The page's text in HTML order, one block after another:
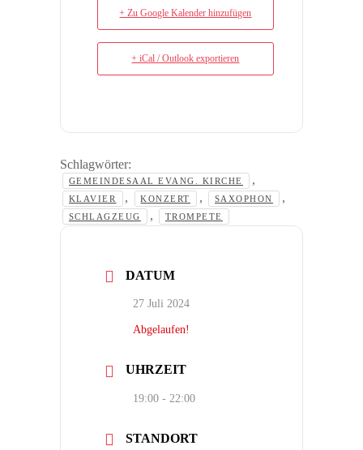
+ Zu Google Kalender hinzufügen
+ iCal / Outlook exportieren
Schlagwörter:
GEMEINDESAAL EVANG. KIRCHE ,
KLAVIER , KONZERT , SAXOPHON ,
SCHLAGZEUG , TROMPETE
DATUM
27 Juli 2024
Abgelaufen!
UHRZEIT
19:00 - 22:00
STANDORT